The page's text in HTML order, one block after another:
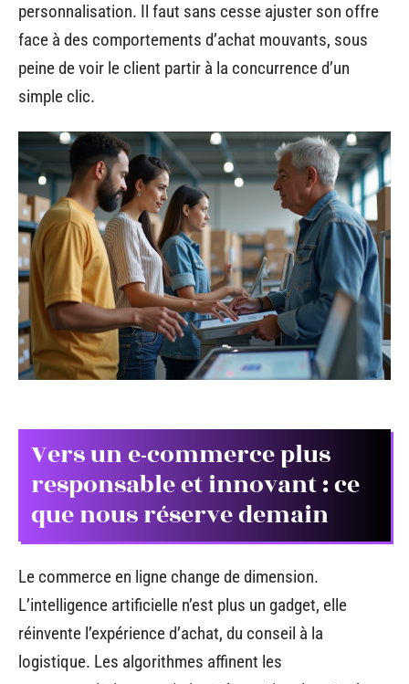
personnalisation. Il faut sans cesse ajuster son offre
face à des comportements d’achat mouvants, sous
peine de voir le client partir à la concurrence d’un
simple clic.
Vers un e-commerce plus
responsable et innovant : ce
que nous réserve demain
Le commerce en ligne change de dimension.
L’intelligence artificielle n’est plus un gadget, elle
réinvente l’expérience d’achat, du conseil à la
logistique. Les algorithmes affinent les